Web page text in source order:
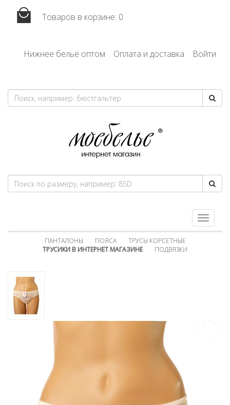
Товаров в корзине: 0
Нижнее бельё оптом Оплата и доставка Войти
Toggle
navigation
ПАНТАЛОНЫ
ПОЯСА
ТРУСЫ КОРСЕТНЫЕ
ТРУСИКИ В ИНТЕРНЕТ МАГАЗИНЕ
ПОДВЯЗКИ